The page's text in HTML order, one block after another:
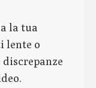
la tua
lente o